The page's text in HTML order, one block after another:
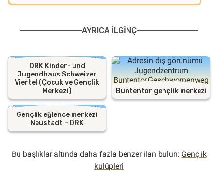
AYRICA ILGINÇ
DRK Kinder- und
Jugendhaus Schweizer
Viertel (Çocuk ve Gençlik
Merkezi)
Buntentor gençlik merkezi
Gençlik eğlence merkezi
Neustadt – DRK
Bu başlıklar altında daha fazla benzer ilan bulun: Gençlik
kulüpleri